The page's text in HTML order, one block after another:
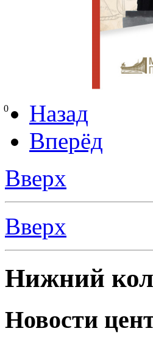
0
Назад
Вперёд
Вверх
Вверх
Нижний
Новости